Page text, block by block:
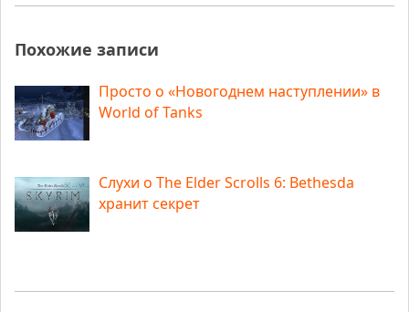
Похожие записи
Просто о «Новогоднем наступлении» в
World of Tanks
Слухи о The Elder Scrolls 6: Bethesda
хранит секрет